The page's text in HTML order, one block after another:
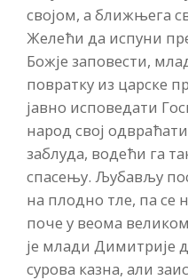
својом, а ближњега
Желећи да испуни
Божје заповести,
повратку из царске
јавно исповедати
народ свој
заблуда, водећи га
спасењу. Љубављу
на плодно тле, па се
поче у веома
је млади Димитрије
сурова казна, али